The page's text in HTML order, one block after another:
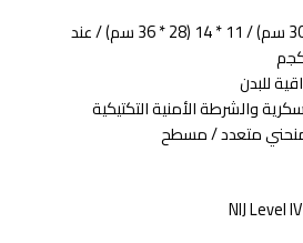
حجم: 10 * 12 ” (25 * 30 سم) / 11 * 14 (28 * 36 سم) / عند
للبدن
والشرطة الأمنية التكتيكية
متعدد / مسطح
NIJ Level